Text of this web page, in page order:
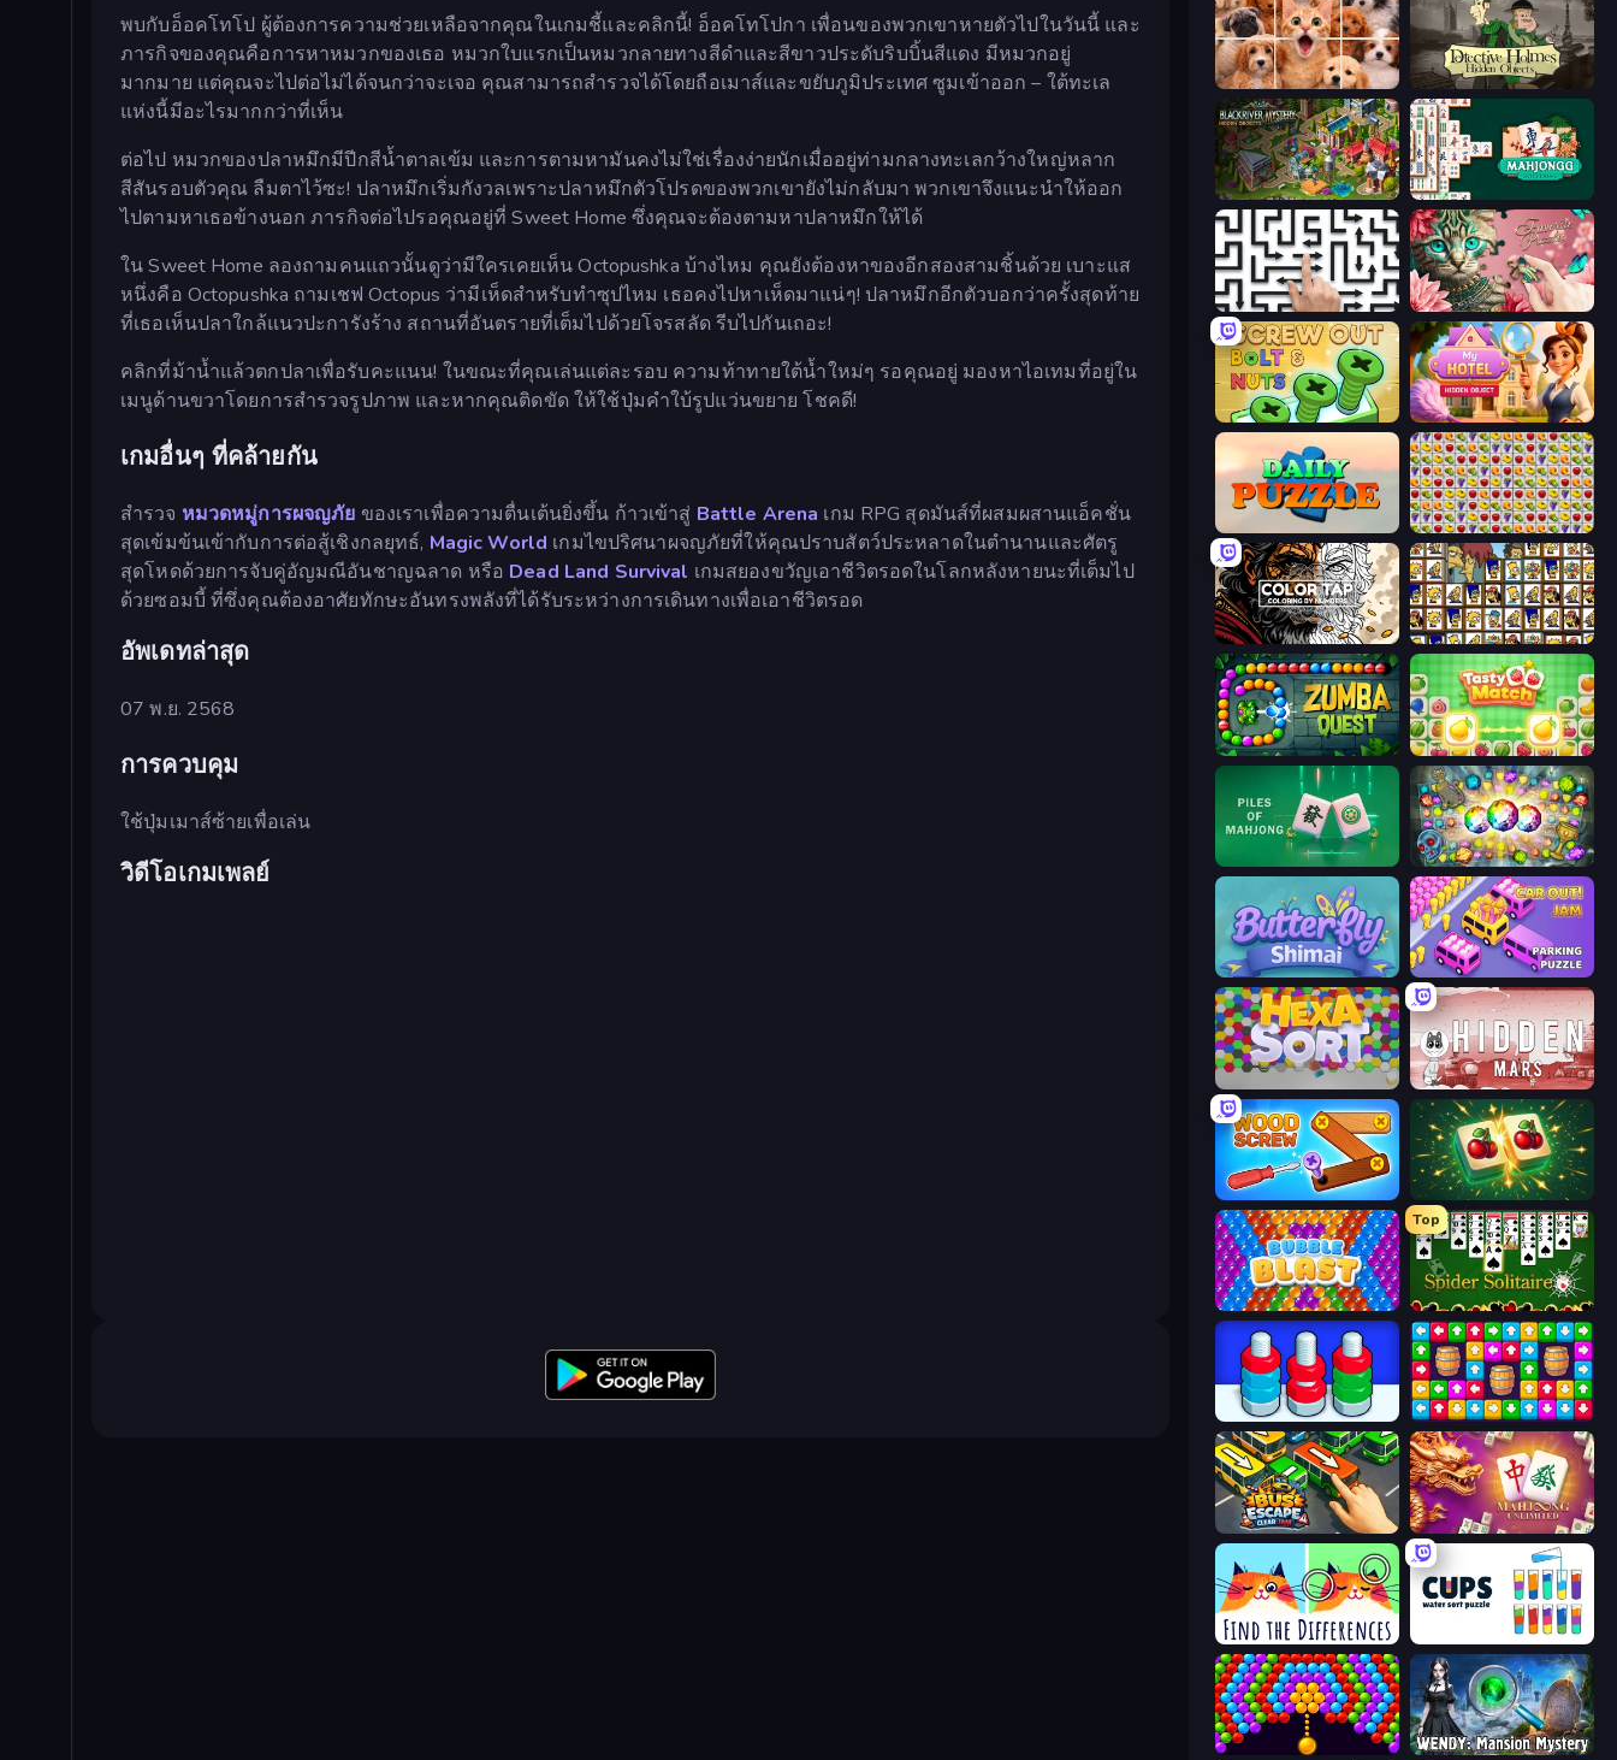
พบกับอ็อคโทโป ผู้ต้องการความช่วยเหลือจากคุณในเกมชี้และคลิกนี้! อ็อคโทโปกา เพื่อนของพวกเขาหายตัวไปในวันนี้ และ
ภารกิจของคุณคือการหาหมวกของเธอ หมวกใบแรกเป็นหมวกลายทางสีดำและสีขาวประดับริบบิ้นสีแดง มีหมวกอยู่
มากมาย แต่คุณจะไปต่อไม่ได้จนกว่าจะเจอ คุณสามารถสำรวจได้โดยถือเมาส์และขยับภูมิประเทศ ซูมเข้าออก – ใต้ทะเล
แห่งนี้มีอะไรมากกว่าที่เห็น
ต่อไป หมวกของปลาหมึกมีปีกสีน้ำตาลเข้ม และการตามหามันคงไม่ใช่เรื่องง่ายนักเมื่ออยู่ท่ามกลางทะเลกว้างใหญ่หลาก
สีสันรอบตัวคุณ ลืมตาไว้ซะ! ปลาหมึกเริ่มกังวลเพราะปลาหมึกตัวโปรดของพวกเขายังไม่กลับมา พวกเขาจึงแนะนำให้ออก
ไปตามหาเธอข้างนอก ภารกิจต่อไปรอคุณอยู่ที่ Sweet Home ซึ่งคุณจะต้องตามหาปลาหมึกให้ได้
ใน Sweet Home ลองถามคนแถวนั้นดูว่ามีใครเคยเห็น Octopushka บ้างไหม คุณยังต้องหาของอีกสองสามชิ้นด้วย เบาะแส
หนึ่งคือ Octopushka ถามเชฟ Octopus ว่ามีเห็ดสำหรับทำซุปไหม เธอคงไปหาเห็ดมาแน่ๆ! ปลาหมึกอีกตัวบอกว่าครั้งสุดท้าย
ที่เธอเห็นปลาใกล้แนวปะการังร้าง สถานที่อันตรายที่เต็มไปด้วยโจรสลัด รีบไปกันเถอะ!
คลิกที่ม้าน้ำแล้วตกปลาเพื่อรับคะแนน! ในขณะที่คุณเล่นแต่ละรอบ ความท้าทายใต้น้ำใหม่ๆ รอคุณอยู่ มองหาไอเทมที่อยู่ใน
เมนูด้านขวาโดยการสำรวจรูปภาพ และหากคุณติดขัด ให้ใช้ปุ่มคำใบ้รูปแว่นขยาย โชคดี!
เกมอื่นๆ ที่คล้ายกัน
สำรวจ หมวดหมู่การผจญภัย ของเราเพื่อความตื่นเต้นยิ่งขึ้น ก้าวเข้าสู่ Battle Arena เกม RPG สุดมันส์ที่ผสมผสานแอ็คชั่น
สุดเข้มข้นเข้ากับการต่อสู้เชิงกลยุทธ์, Magic World เกมไขปริศนาผจญภัยที่ให้คุณปราบสัตว์ประหลาดในตำนานและศัตรู
สุดโหดด้วยการจับคู่อัญมณีอันชาญฉลาด หรือ Dead Land Survival เกมสยองขวัญเอาชีวิตรอดในโลกหลังหายนะที่เต็มไป
ด้วยซอมบี้ ที่ซึ่งคุณต้องอาศัยทักษะอันทรงพลังที่ได้รับระหว่างการเดินทางเพื่อเอาชีวิตรอด
อัพเดทล่าสุด
07 พ.ย. 2568
การควบคุม
ใช้ปุ่มเมาส์ซ้ายเพื่อเล่น
วิดีโอเกมเพลย์
Jigpic Solitaire
Blackriver Mystery: Hidden Objects Mahjongg Solitaire
Arrow Escape: Puzzle Favorite Puzzles
Screw Out: Bolts and Nuts Hidden Object: My Hotel
Same Game Fruit Collapse
Color Tap: Coloring by Numbers Tiles of the Simpsons
Zumba Quest Tasty Match: Mahjong Pairs
Piles of Mahjong Forgotten Treasure 2
Butterfly Shimai Car OUT! Jam Parking Puzzle
Hidden Mars
Wood Screw: Bolts Puzzle Mahjong Puzzle: Tile Match
Bubble Blast
Top
Spider Solitaire
Tap Away Story
Bus Escape: Clear Jam Mahjong Unlimited
Spotti: Find the Differences Cups - Water Sort Puzzle
Bubble Story Wendy: Mansion Mystery